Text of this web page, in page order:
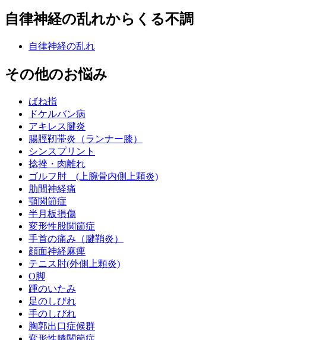
自律神経の乱れからくる不調
自律神経の乱れ
その他のお悩み
ばね指
ドケルバン病
アキレス腱炎
腸脛靭帯炎（ランナー膝）
シンスプリント
捻挫・肉離れ
ゴルフ肘 (上腕骨内側上顆炎)
肋間神経痛
顎関節症
半月板損傷
変形性股関節症
手首の痛み（腱鞘炎）
顔面神経麻痺
テニス肘(外側上顆炎)
O脚
踵のいたみ
足のしびれ
手のしびれ
胸郭出口症候群